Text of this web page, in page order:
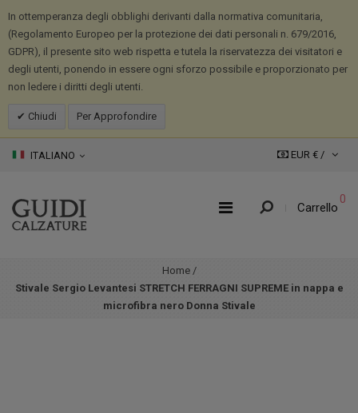
In ottemperanza degli obblighi derivanti dalla normativa comunitaria,
(Regolamento Europeo per la protezione dei dati personali n. 679/2016,
GDPR), il presente sito web rispetta e tutela la riservatezza dei visitatori e
degli utenti, ponendo in essere ogni sforzo possibile e proporzionato per
non ledere i diritti degli utenti.
Chiudi Per Approfondire
ITALIANO EUR € /
Carrello
0
Home /
Stivale Sergio Levantesi STRETCH FERRAGNI SUPREME in nappa e
microfibra nero Donna Stivale